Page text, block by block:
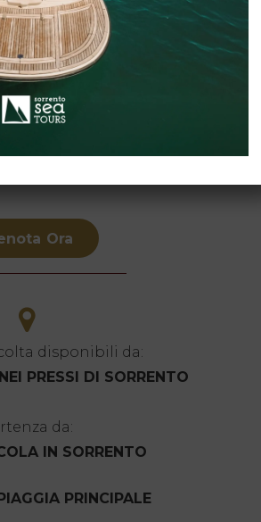
Maresca
2 X 130 HP
2 CABINE
Ora
disponibili da:
PRESSI DI SORRENTO
da:
IN SORRENTO
PRINCIPALE